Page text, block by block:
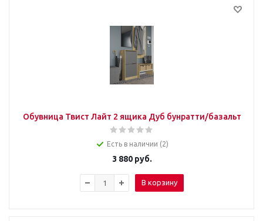
Обувница Твист Лайт 2 ящика Дуб бунратти/базальт
Есть в наличии (2)
3 880руб.
В корзину